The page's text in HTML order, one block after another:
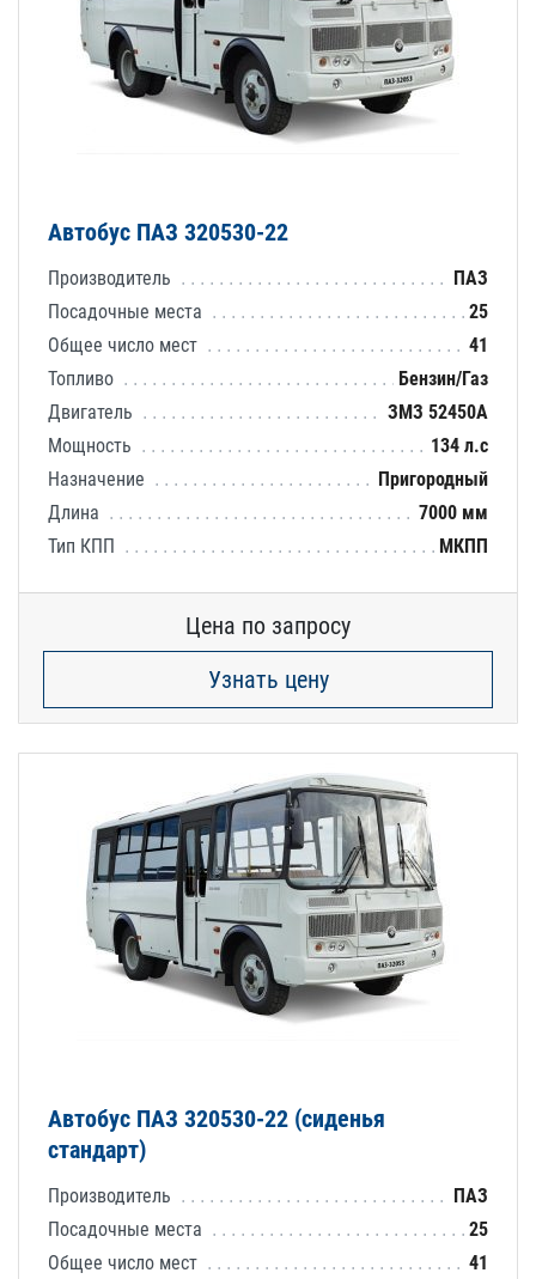
Автобус ПАЗ 320530-22
Производитель
ПАЗ
Посадочные места
25
Общее число мест
41
Топливо
Бензин/Газ
Двигатель
ЗМЗ 52450А
Мощность
134 л.с
Назначение
Пригородный
Длина
7000 мм
Тип КПП
МКПП
Цена по запросу
Узнать цену
Автобус ПАЗ 320530-22 (сиденья
стандарт)
Производитель
ПАЗ
Посадочные места
25
Общее число мест
41